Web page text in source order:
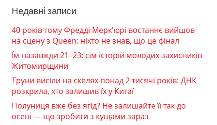
Недавні записи
40 років тому Фредді Мерк’юрі востаннє вийшов
на сцену з Queen: ніхто не знав, що це фінал
Їм назавжди 21–23: сім історій молодих захисників
Житомирщини
Труни висіли на скелях понад 2 тисячі років: ДНК
розкрила, хто залишив їх у Китаї
Полуниця вже без ягід? Не залишайте її так до
осені — що зробити з кущами зараз